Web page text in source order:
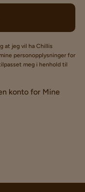
at jeg vil ha Chillis
personopplysninger for
meg i henhold til
konto for Mine